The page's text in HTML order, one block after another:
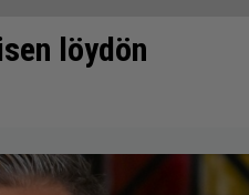
löydön